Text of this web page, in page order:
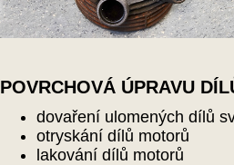
POVRCHOVÁ ÚPRAVU
dovaření ulomených dílů
otryskání dílů motorů
lakování dílů motorů